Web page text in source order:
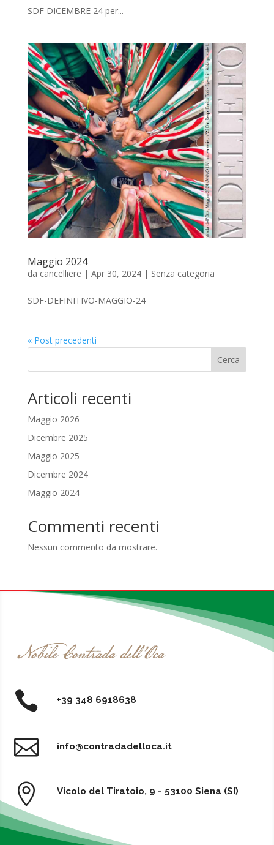
SDF DICEMBRE 24 per...
Maggio 2024
da cancelliere | Apr 30, 2024| Senza categoria
SDF-DEFINITIVO-MAGGIO-24
« Post precedenti
Cerca
Articoli recenti
Maggio 2026
Dicembre 2025
Maggio 2025
Dicembre 2024
Maggio 2024
Commenti recenti
Nessun commento da mostrare.
 +39 348 6918638
 info@contradadelloca.it
 Vicolo del Tiratoio, 9 - 53100 Siena (SI)